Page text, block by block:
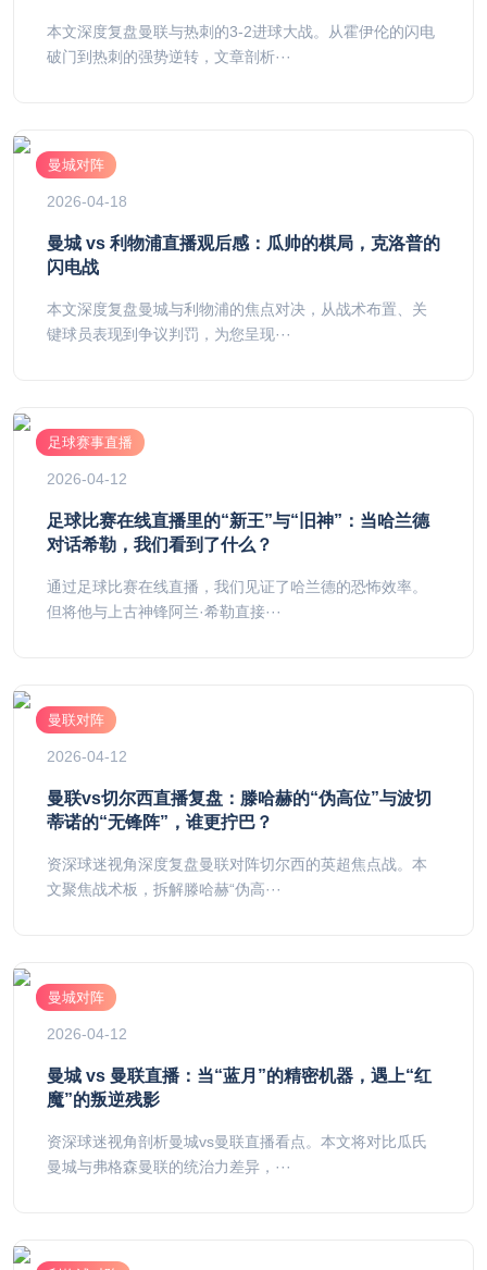
本文深度复盘曼联与热刺的3-2进球大战。从霍伊伦的闪电
破门到热刺的强势逆转，文章剖析···
曼城对阵
2026-04-18
曼城 vs 利物浦直播观后感：瓜帅的棋局，克洛普的
闪电战
本文深度复盘曼城与利物浦的焦点对决，从战术布置、关
键球员表现到争议判罚，为您呈现···
足球赛事直播
2026-04-12
足球比赛在线直播里的“新王”与“旧神”：当哈兰德
对话希勒，我们看到了什么？
通过足球比赛在线直播，我们见证了哈兰德的恐怖效率。
但将他与上古神锋阿兰·希勒直接···
曼联对阵
2026-04-12
曼联vs切尔西直播复盘：滕哈赫的“伪高位”与波切
蒂诺的“无锋阵”，谁更拧巴？
资深球迷视角深度复盘曼联对阵切尔西的英超焦点战。本
文聚焦战术板，拆解滕哈赫“伪高···
曼城对阵
2026-04-12
曼城 vs 曼联直播：当“蓝月”的精密机器，遇上“红
魔”的叛逆残影
资深球迷视角剖析曼城vs曼联直播看点。本文将对比瓜氏
曼城与弗格森曼联的统治力差异，···